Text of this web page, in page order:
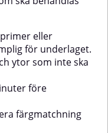
eller
för underlaget.
ytor som inte ska
före
färgmatchning